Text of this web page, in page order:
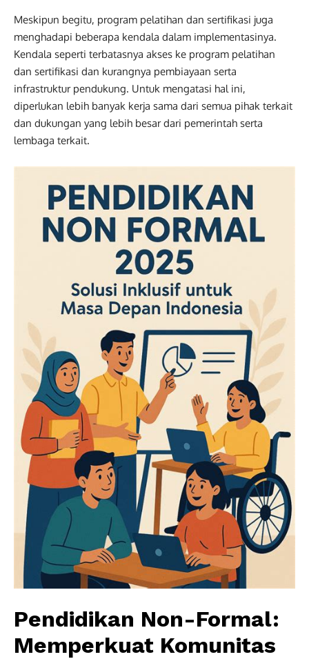
Meskipun begitu, program pelatihan dan sertifikasi juga
menghadapi beberapa kendala dalam implementasinya.
Kendala seperti terbatasnya akses ke program pelatihan
dan sertifikasi dan kurangnya pembiayaan serta
infrastruktur pendukung. Untuk mengatasi hal ini,
diperlukan lebih banyak kerja sama dari semua pihak terkait
dan dukungan yang lebih besar dari pemerintah serta
lembaga terkait.
Pendidikan Non-Formal:
Memperkuat Komunitas